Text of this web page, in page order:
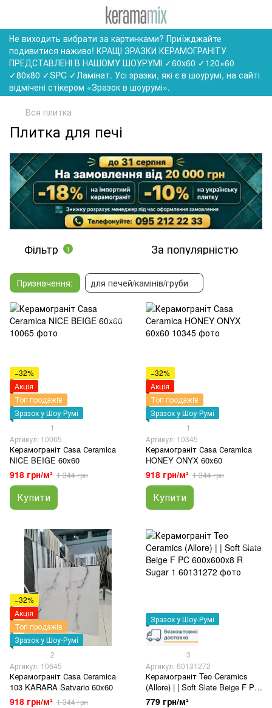
Не виходить вибрати за картинками? Приїжджайте
подивитися наживо! КРАЩІ ЗРАЗКИ КЕРАМОГРАНІТУ
ПРЕДСТАВЛЕНІ В НАШОМУ ШОУРУМІ ✓60x60 ✓120×60
✓80x80 ✓SPC ✓Ламінат. Усі зразки, які є в шоурумі, на сайті
відмічені стікером «Зразок в шоурумі».
Вся плитка
Плитка для печі
Фільтр 1 За популярністю
Призначення: для печей/камінів/груби
−32%
Акція
Топ продажів
Зразок у Шоу-Румі
1
Артикул: 10065
Керамограніт Сasa Сeramica
NICE BEIGE 60x60
918 грн/м² 1 344 грн
Купити
−32%
Акція
Топ продажів
Зразок у Шоу-Румі
1
Артикул: 10345
Керамограніт Сasa Сeramica
HONEY ONYX 60x60
918 грн/м² 1 344 грн
Купити
−32%
Акція
Топ продажів
Зразок у Шоу-Румі
2
Артикул: 10645
Керамограніт Сasa Сeramica
103 KARARA Satvario 60x60
918 грн/м² 1 344 грн
Зразок у Шоу-Румі
3
Артикул: 60131272
Керамограніт Teo Ceramics
(Allore) | | Soft Slate Beige F PC
600x600x8 R Sugar 1
779 грн/м²